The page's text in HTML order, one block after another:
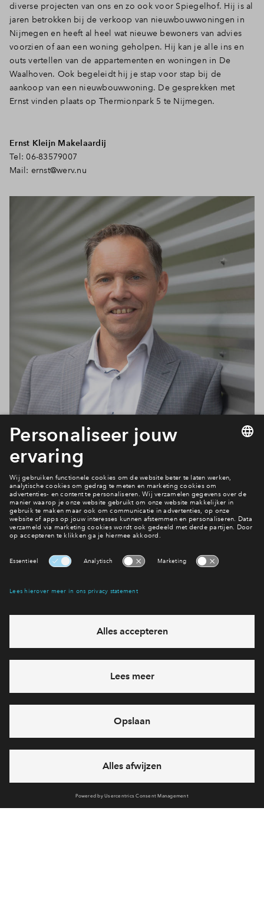
diverse projecten van ons en zo ook voor Spiegelhof. Hij is al
jaren betrokken bij de verkoop van nieuwbouwwoningen in
Nijmegen en heeft al heel wat nieuwe bewoners van advies
voorzien of aan een woning geholpen. Hij kan je alle ins en
outs vertellen van de appartementen en woningen in De
Waalhoven. Ook begeleidt hij je stap voor stap bij de
aankoop van een nieuwbouwwoning. De gesprekken met
Ernst vinden plaats op Thermionpark 5 te Nijmegen.
Ernst Kleijn Makelaardij
Tel: 06-83579007
Mail: ernst@werv.nu
Contact
Interesse? Meld je dan snel aan
eventuele projecten
Ja, ik wil mij aanmelden
Heb je een vraag en wil je direct antwoord? Bel ons op
feestdagen)
via chat en telefoon